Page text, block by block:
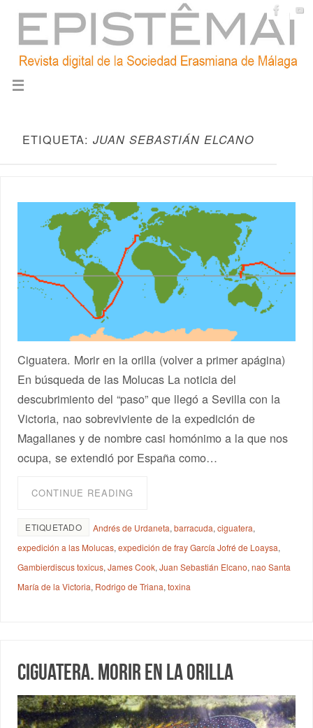
ETIQUETA: JUAN SEBASTIÁN ELCANO
Ciguatera. Morir en la orilla (volver a primer apágina)
En búsqueda de las Molucas La noticia del
descubrimiento del “paso” que llegó a Sevilla con la
Victoria, nao sobreviviente de la expedición de
Magallanes y de nombre casi homónimo a la que nos
ocupa, se extendió por España como…
CONTINUE READING
ETIQUETADO Andrés de Urdaneta,barracuda,ciguatera,
expedición a las Molucas,expedición de fray García Jofré de Loaysa,
Gambierdiscus toxicus,James Cook,Juan Sebastián Elcano,nao Santa
María de la Victoria, Rodrigo de Triana,toxina
Ciguatera. Morir en la orilla